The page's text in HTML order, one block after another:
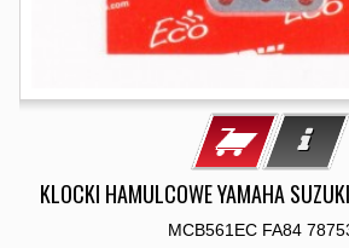
KLOCKI HAMULCOWE YAMAHA
MCB561EC FA84